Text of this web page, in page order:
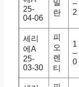
25-
04-06
밀
란
–
2
세리
에A
25-
03-30
피
오
렌
티
1
–
0